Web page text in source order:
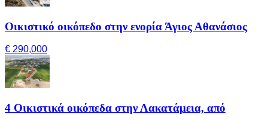
Οικιστικό οικόπεδο στην ενορία Άγιος Αθανάσιος
€ 290,000
4 Οικιστικά οικόπεδα στην Λακατάμεια, από